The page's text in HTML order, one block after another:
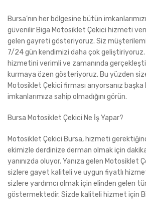
Bursa’nın her bölgesine bütün
güvenilir Biga Motosiklet Çekici hizmeti
gelen gayreti gösteriyoruz. Siz
7/24 gün kendimizi daha çok geliştiriyoruz.
hizmetini verimli ve zamanında
kurmaya özen gösteriyoruz. Bu yüzden
Motosiklet Çekici firması arıyorsanız başka
imkanlarımıza sahip olmadığını görün.
Bursa Motosiklet Çekici Ne İş Yapar?
Motosiklet Çekici Bursa, hizmeti
ekimizle derdinize derman olmak için
yanınızda oluyor. Yanıza gelen Motosiklet
sizlere gayet kaliteli ve uygun fiyatlı
sizlere yardımcı olmak için elinden gelen
göstermektedir. Sizde kaliteli hizmet için